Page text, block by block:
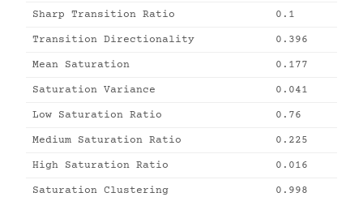
Sharp Transition Ratio 0.1
Transition Directionality 0.396
Mean Saturation 0.177
Saturation Variance 0.041
Low Saturation Ratio 0.76
Medium Saturation Ratio 0.225
High Saturation Ratio 0.016
Saturation Clustering 0.998